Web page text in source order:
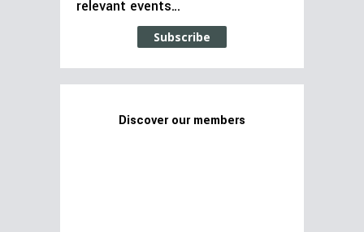
relevant events…
Subscribe
Discover our members